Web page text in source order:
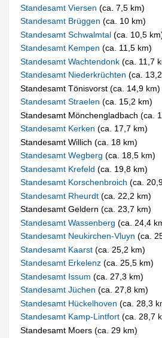
Standesamt Viersen(ca. 7,5 km)
Standesamt Brüggen(ca. 10 km)
Standesamt Schwalmtal(ca. 10,5
Standesamt Kempen(ca. 11,5 km)
Standesamt Wachtendonk(ca. 11,7
Standesamt Niederkrüchten(ca.
Standesamt Tönisvorst (ca. 14,9 km)
Standesamt Straelen(ca. 15,2 km)
Standesamt Mönchengladbach (ca.
Standesamt Kerken(ca. 17,7 km)
Standesamt Willich (ca. 18 km)
Standesamt Wegberg(ca. 18,5 km)
Standesamt Krefeld(ca. 19,8 km)
Standesamt Korschenbroich(ca.
Standesamt Rheurdt(ca. 22,2 km)
Standesamt Geldern (ca. 23,7 km)
Standesamt Wassenberg(ca. 24,4
Standesamt Neukirchen-Vluyn(ca.
Standesamt Kaarst(ca. 25,2 km)
Standesamt Erkelenz(ca. 25,5 km)
Standesamt Issum(ca. 27,3 km)
Standesamt Jüchen(ca. 27,8 km)
Standesamt Hückelhoven(ca. 28,3
Standesamt Kamp-Lintfort(ca. 28,7
Standesamt Moers (ca. 29 km)